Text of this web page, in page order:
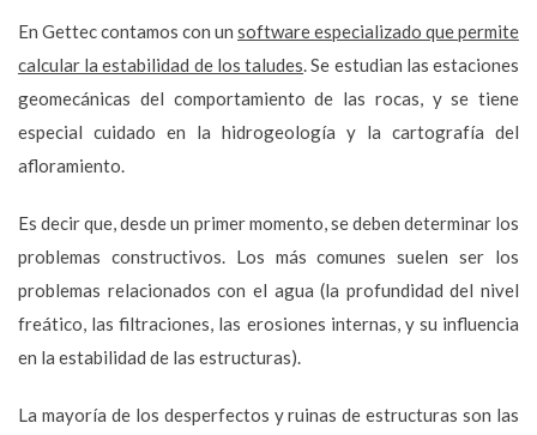
En Gettec contamos con un software especializado que permite
calcular la estabilidad de los taludes. Se estudian las estaciones
geomecánicas del comportamiento de las rocas, y se tiene
especial cuidado en la hidrogeología y la cartografía del
afloramiento.
Es decir que, desde un primer momento, se deben determinar los
problemas constructivos. Los más comunes suelen ser los
problemas relacionados con el agua (la profundidad del nivel
freático, las filtraciones, las erosiones internas, y su influencia
en la estabilidad de las estructuras).
La mayoría de los desperfectos y ruinas de estructuras son las